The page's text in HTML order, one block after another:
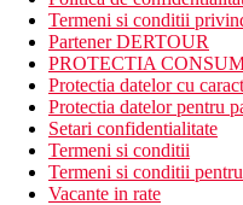
Termeni si conditii
Partener DERTOUR
PROTECTIA
Protectia datelor cu
Protectia datelor pentru
Setari confidentialitate
Termeni si conditii
Termeni si conditii
Vacante in rate